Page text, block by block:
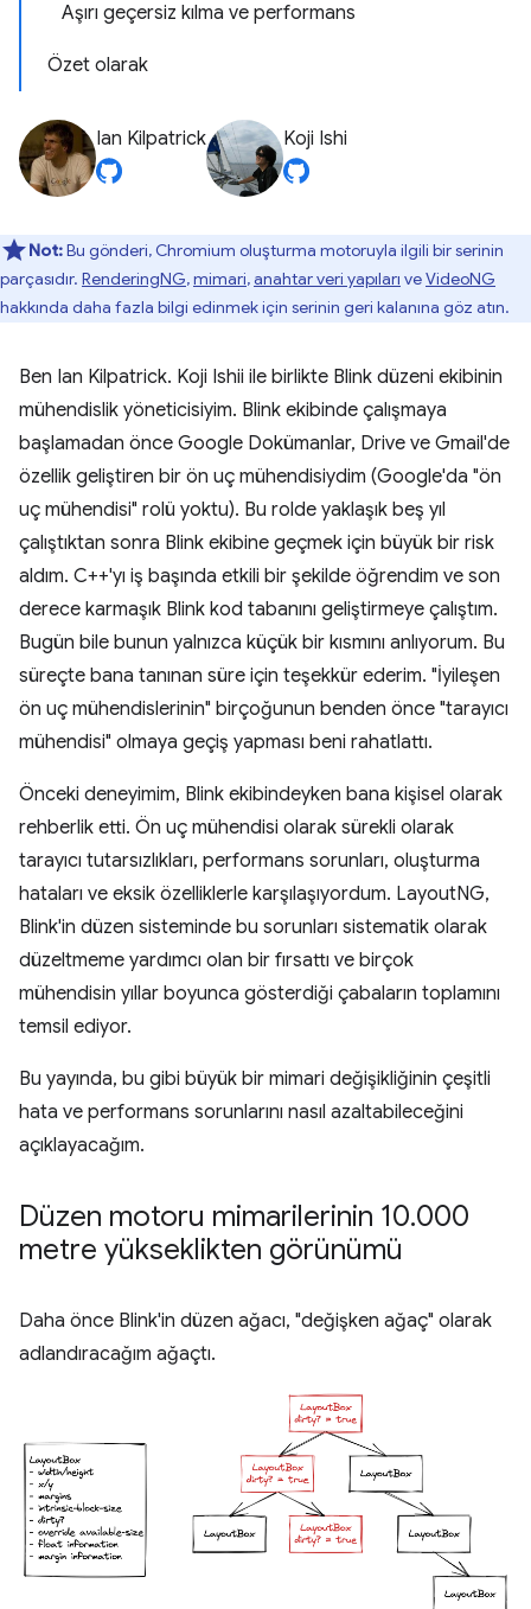
Aşırı geçersiz kılma ve performans
Özet olarak
Ian Kilpatrick Koji Ishi
Not:Bu gönderi, Chromium oluşturma motoruyla ilgili bir serinin
parçasıdır. RenderingNG,mimari,anahtar veri yapıları veVideoNG
hakkında daha fazla bilgi edinmek için serinin geri kalanına göz atın.
Ben Ian Kilpatrick. Koji Ishii ile birlikte Blink düzeni ekibinin
mühendislik yöneticisiyim. Blink ekibinde çalışmaya
başlamadan önce Google Dokümanlar, Drive ve Gmail'de
özellik geliştiren bir ön uç mühendisiydim (Google'da "ön
uç mühendisi" rolü yoktu). Bu rolde yaklaşık beş yıl
çalıştıktan sonra Blink ekibine geçmek için büyük bir risk
aldım. C++'yı iş başında etkili bir şekilde öğrendim ve son
derece karmaşık Blink kod tabanını geliştirmeye çalıştım.
Bugün bile bunun yalnızca küçük bir kısmını anlıyorum. Bu
süreçte bana tanınan süre için teşekkür ederim. "İyileşen
ön uç mühendislerinin" birçoğunun benden önce "tarayıcı
mühendisi" olmaya geçiş yapması beni rahatlattı.
Önceki deneyimim, Blink ekibindeyken bana kişisel olarak
rehberlik etti. Ön uç mühendisi olarak sürekli olarak
tarayıcı tutarsızlıkları, performans sorunları, oluşturma
hataları ve eksik özelliklerle karşılaşıyordum. LayoutNG,
Blink'in düzen sisteminde bu sorunları sistematik olarak
düzeltmeme yardımcı olan bir fırsattı ve birçok
mühendisin yıllar boyunca gösterdiği çabaların toplamını
temsil ediyor.
Bu yayında, bu gibi büyük bir mimari değişikliğinin çeşitli
hata ve performans sorunlarını nasıl azaltabileceğini
açıklayacağım.
Düzen motoru mimarilerinin 10.000
metre yükseklikten görünümü
Daha önce Blink'in düzen ağacı, "değişken ağaç" olarak
adlandıracağım ağaçtı.